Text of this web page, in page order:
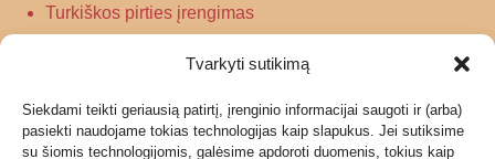
Tvarkyti sutikimą
Siekdami teikti geriausią patirtį, įrenginio informacijai saugoti ir (arba)
pasiekti naudojame tokias technologijas kaip slapukus. Jei sutiksime
su šiomis technologijomis, galėsime apdoroti duomenis, tokius kaip
Turkiškos pirties įrengimas
Informacija